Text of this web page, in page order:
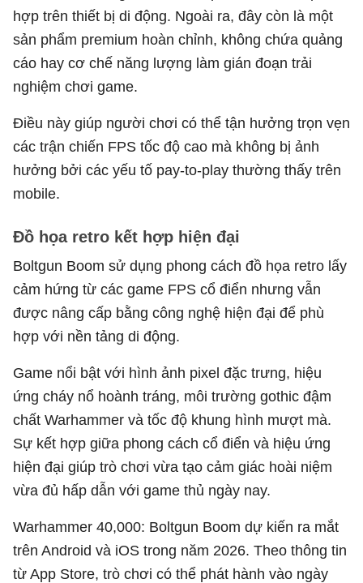
hợp trên thiết bị di động. Ngoài ra, đây còn là một
sản phẩm premium hoàn chỉnh, không chứa quảng
cáo hay cơ chế năng lượng làm gián đoạn trải
nghiệm chơi game.
Điều này giúp người chơi có thể tận hưởng trọn vẹn
các trận chiến FPS tốc độ cao mà không bị ảnh
hưởng bởi các yếu tố pay-to-play thường thấy trên
mobile.
Đồ họa retro kết hợp hiện đại
Boltgun Boom sử dụng phong cách đồ họa retro lấy
cảm hứng từ các game FPS cổ điển nhưng vẫn
được nâng cấp bằng công nghệ hiện đại để phù
hợp với nền tảng di động.
Game nổi bật với hình ảnh pixel đặc trưng, hiệu
ứng cháy nổ hoành tráng, môi trường gothic đậm
chất Warhammer và tốc độ khung hình mượt mà.
Sự kết hợp giữa phong cách cổ điển và hiệu ứng
hiện đại giúp trò chơi vừa tạo cảm giác hoài niệm
vừa đủ hấp dẫn với game thủ ngày nay.
Warhammer 40,000: Boltgun Boom dự kiến ra mắt
trên Android và iOS trong năm 2026. Theo thông tin
từ App Store, trò chơi có thể phát hành vào ngày